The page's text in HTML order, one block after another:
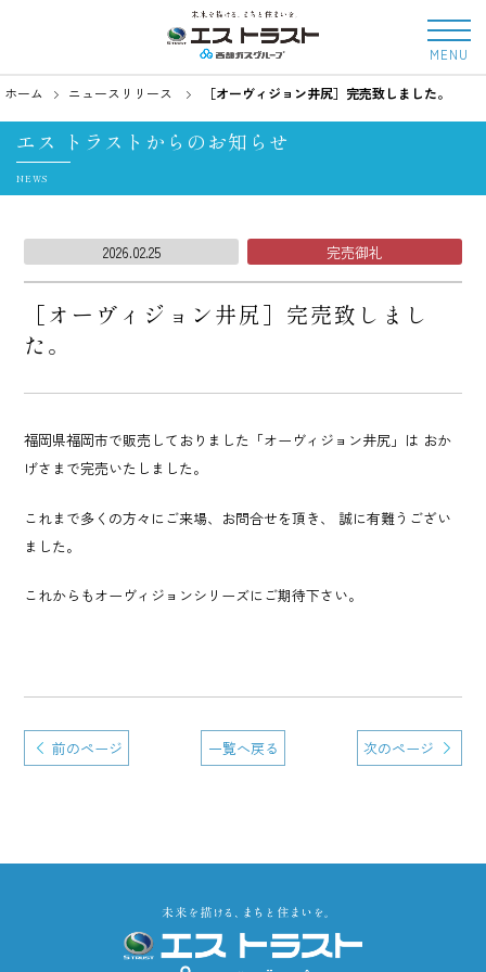
MENU
ホーム ニュースリリース ［オーヴィジョン井尻］完売致しました。
エス トラストからのお知らせ
NEWS
2026.02.25 完売御礼
［オーヴィジョン井尻］完売致しまし
た。
福岡県福岡市で販売しておりました「オーヴィジョン井尻」は おか
げさまで完売いたしました。
これまで多くの方々にご来場、お問合せを頂き、 誠に有難うござい
ました。
これからもオーヴィジョンシリーズにご期待下さい。
前のページ 一覧へ戻る 次のページ